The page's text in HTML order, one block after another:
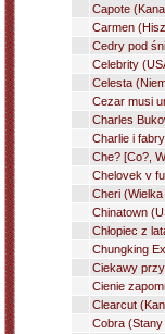
Capote
Carmen
Cedry pod
Celebrity
Celesta
Cezar musi
Charles
Charlie i
Che? [Co?,
Chelovek v
Cheri
Chinatown
Chłopiec z
Chungking
Ciekawy
Cienie
Clearcut
Cobra